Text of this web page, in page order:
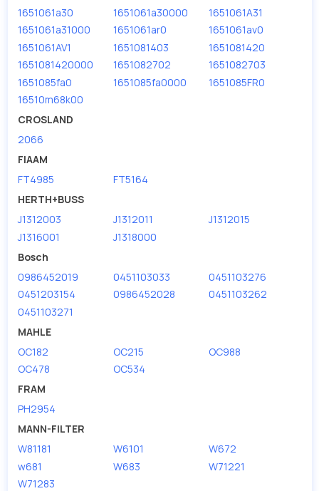
1651061a30
1651061a30000
1651061A31
1651061a31000
1651061ar0
1651061av0
1651061AV1
1651081403
1651081420
1651081420000
1651082702
1651082703
1651085fa0
1651085fa0000
1651085FR0
16510m68k00
CROSLAND
2066
FIAAM
FT4985
FT5164
HERTH+BUSS
J1312003
J1312011
J1312015
J1316001
J1318000
Bosch
0986452019
0451103033
0451103276
0451203154
0986452028
0451103262
0451103271
MAHLE
OC182
OC215
OC988
OC478
OC534
FRAM
PH2954
MANN-FILTER
W81181
W6101
W672
w681
W683
W71221
W71283